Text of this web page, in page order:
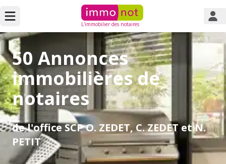
L'immobilier des notaires
50 Annonces
immobilières de
notaires
de l'office SCP O. ZEDET, C. ZEDET et N.
PETIT